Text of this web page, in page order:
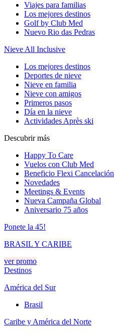
Viajes para familias
Los mejores destinos
Golf by Club Med
Nuevo Rio das Pedras
Nieve All Inclusive
Los mejores destinos
Deportes de nieve
Nieve en familia
Nieve con amigos
Primeros pasos
Día en la nieve
Actividades Après ski
Descubrir más
Happy To Care
Vuelos con Club Med
Beneficio Flexi Cancelación
Novedades
Meetings & Events
Nueva Campaña Global
Aniversario 75 años
Ponete la 45!
BRASIL Y CARIBE
ver promo
Destinos
América del Sur
Brasil
Caribe y América del Norte